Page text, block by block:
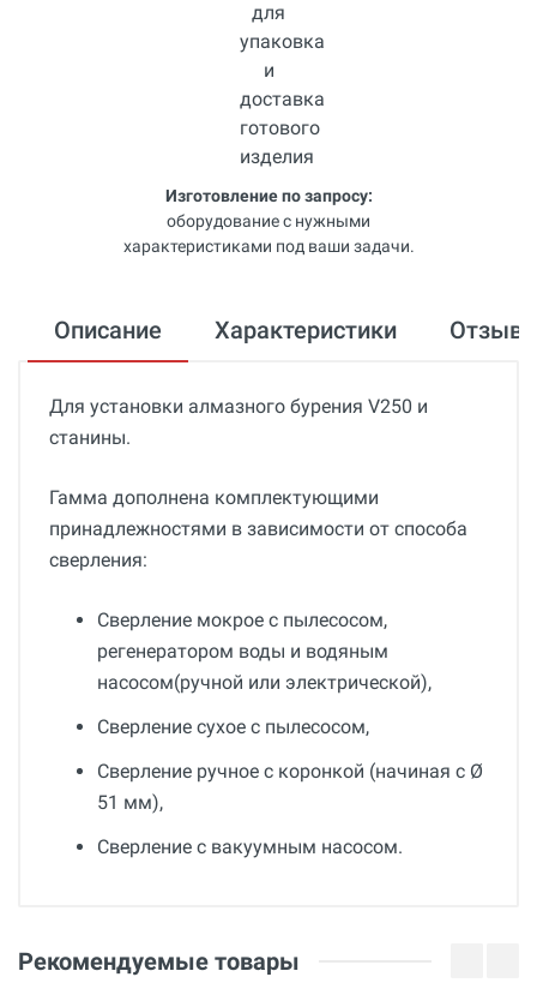
Изготовление по запросу:
оборудование с нужными
характеристиками под ваши задачи.
Описание Характеристики
Для установки алмазного бурения V250 и
станины.
Гамма дополнена комплектующими
принадлежностями в зависимости от способа
сверления:
Сверление мокрое с пылесосом,
регенератором воды и водяным
насосом(ручной или электрической),
Сверление сухое с пылесосом,
Сверление ручное с коронкой (начиная с Ø
51 мм),
Сверление с вакуумным насосом.
4 кг
Оценка
Рекомендуемые товары